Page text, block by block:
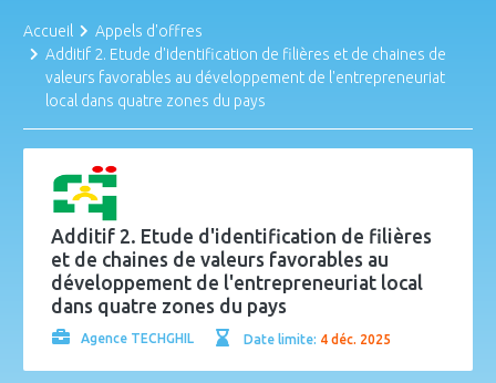
Accueil
Appels d'offres
Additif 2. Etude d'identification de filières et de chaines de
valeurs favorables au développement de l'entrepreneuriat
local dans quatre zones du pays
Additif 2. Etude d'identification de filières
et de chaines de valeurs favorables au
développement de l'entrepreneuriat local
dans quatre zones du pays
Agence TECHGHIL Date limite: 4 déc. 2025